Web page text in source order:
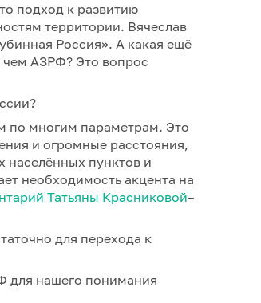
подход к развитию
территории. Вячеслав
Россия». А какая ещё
чем АЗРФ? Это вопрос
по многим параметрам. Это
и огромные расстояния,
пунктов и
необходимость акцента на
Татьяны Красниковой–
для перехода к
для нашего понимания